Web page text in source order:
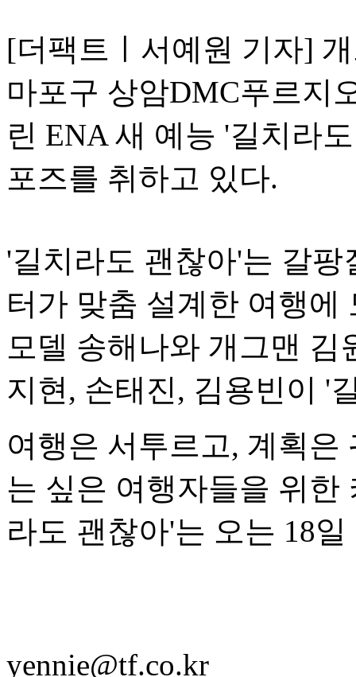
[더팩트ㅣ서예원 기자]
마포구 상암DMC푸르지
린 ENA 새 예능 '길치라
포즈를 취하고 있다.
'길치라도 괜찮아'는 갈
터가 맞춤 설계한 여행에
모델 송해나와 개그맨 김
지현, 손태진, 김용빈이 '
여행은 서투르고, 계획은
는 싶은 여행자들을 위한
라도 괜찮아'는 오는 18
yennie@tf.co.kr